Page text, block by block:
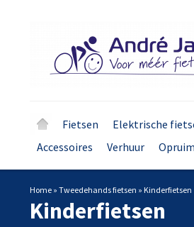
Fietsen Elektrische
Accessoires
Verhuur
Home » Tweedehands fietsen » Kinderfietsen
Kinderfietsen